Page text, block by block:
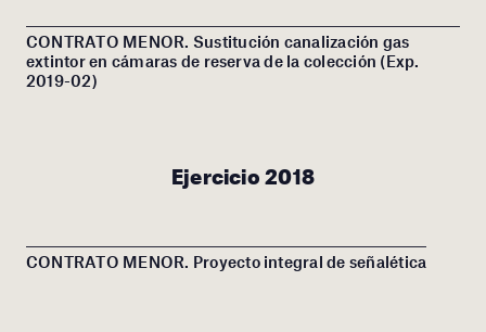
CONTRATO MENOR. Sustitución canalización gas
extintor en cámaras de reserva de la colección (Exp.
2019-02)
Ejercicio 2018
CONTRATO MENOR. Proyecto integral de señalética